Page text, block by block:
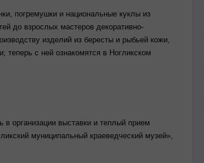
погремушки и национальные куклы из
до взрослых мастеров декоративно-
изделий из бересты и рыбьей кожи,
теперь с ней ознакомятся в Ногликском
в организации выставки и теплый прием
муниципальный краеведческий музей»,